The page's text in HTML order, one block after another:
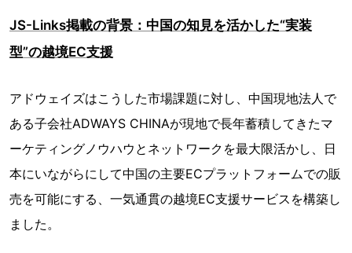
JS-Links掲載の背景：中国の知見を活かした“実装
型”の越境EC支援
アドウェイズはこうした市場課題に対し、中国現地法人で
ある子会社ADWAYS CHINAが現地で長年蓄積してきたマ
ーケティングノウハウとネットワークを最大限活かし、日
本にいながらにして中国の主要ECプラットフォームでの販
売を可能にする、一気通貫の越境EC支援サービスを構築し
ました。